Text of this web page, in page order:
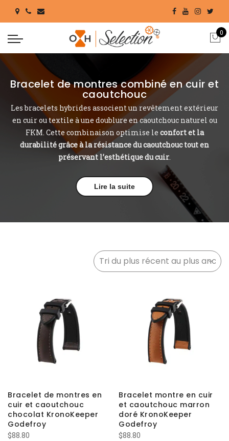
0
Bracelet de montres combiné en cuir et
caoutchouc
Les bracelets hybrides associent un revêtement extérieur
en cuir ou textile à une doublure en caoutchouc naturel ou
FKM. Cette combinaison optimise le confort et la
durabilité grâce à la résistance du caoutchouc tout en
préservant l’esthétique du cuir.
Lire la suite
Bracelet de montres en
cuir et caoutchouc
chocolat KronoKeeper
Godefroy
$88.80
Bracelet montre en cuir
et caoutchouc marron
doré KronoKeeper
Godefroy
$88.80